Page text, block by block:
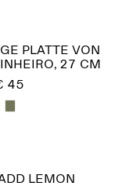
PLATTE VON
27 CM
45
LEMON